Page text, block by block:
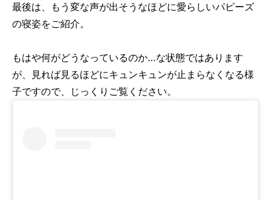
最後は、もう変な声が出そうなほどに愛らしいパピーズ
の寝姿をご紹介。
もはや何がどうなっているのか…な状態ではあります
が、見れば見るほどにキュンキュンが止まらなくなる様
子ですので、じっくりご覧ください。